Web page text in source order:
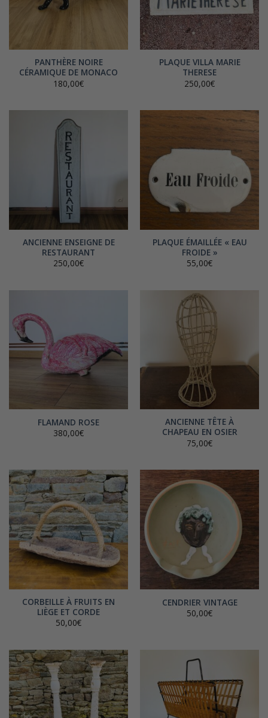
PANTHÈRE NOIRE
CÉRAMIQUE DE MONACO
180,00€
PLAQUE VILLA MARIE
THERESE
250,00€
ANCIENNE ENSEIGNE DE
RESTAURANT
250,00€
PLAQUE ÉMAILLÉE « EAU
FROIDE »
55,00€
FLAMAND ROSE
380,00€
ANCIENNE TÊTE À
CHAPEAU EN OSIER
75,00€
CORBEILLE À FRUITS EN
LIÈGE ET CORDE
50,00€
CENDRIER VINTAGE
50,00€